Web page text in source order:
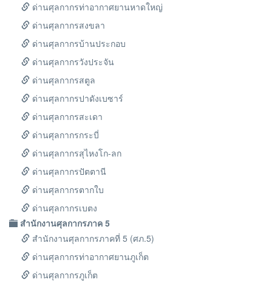
ด่านศุลกากรท่าอากาศยานหาดใหญ่
ด่านศุลกากรสงขลา
ด่านศุลกากรบ้านประกอบ
ด่านศุลกากรวังประจัน
ด่านศุลกากรสตูล
ด่านศุลกากรปาดังเบซาร์
ด่านศุลกากรสะเดา
ด่านศุลกากรกระบี่
ด่านศุลกากรสุไหงโก-ลก
ด่านศุลกากรปัตตานี
ด่านศุลกากรตากใบ
ด่านศุลกากรเบตง
สำนักงานศุลกากรภาค 5
สำนักงานศุลกากรภาคที่ 5 (ศภ.5)
ด่านศุลกากรท่าอากาศยานภูเก็ต
ด่านศุลกากรภูเก็ต